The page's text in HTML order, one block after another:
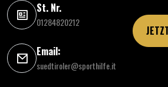
St. Nr.
01284820212
Email:
suedtiroler@sporthilfe.it